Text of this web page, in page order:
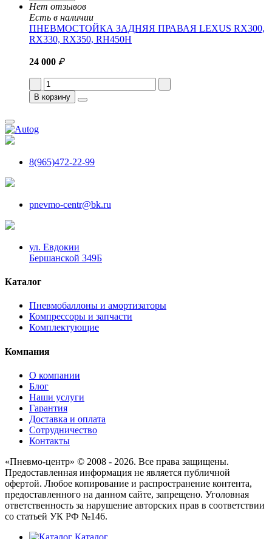
Нет отзывов
Есть в наличии
ПНЕВМОСТОЙКА ЗАДНЯЯ ПРАВАЯ LEXUS RX300,
RX330, RX350, RH450H
24 000 ₽
В корзину
8(965)472-22-99
pnevmo-centr@bk.ru
ул. Евдокии
Бершанской 349Б
Каталог
Пневмобаллоны и амортизаторы
Компрессоры и запчасти
Комплектующие
Компания
О компании
Блог
Наши услуги
Гарантия
Доставка и оплата
Сотрудничество
Контакты
«Пневмо-центр» © 2008 - 2026. Все права защищены.
Предоставленная информация не является публичной
офертой. Любое копирование и распространение контента,
предоставленного на данном сайте, запрещено. Уголовная
ответственность за нарушение авторских прав в соответствии
со статьей УК РФ №146.
Каталог